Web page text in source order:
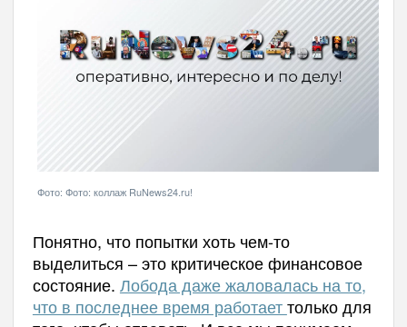
Фото: Фото: коллаж RuNews24.ru!
Понятно, что попытки хоть чем-то
выделиться – это критическое финансовое
состояние. Лобода даже жаловалась на то,
что в последнее время работаеттолько для